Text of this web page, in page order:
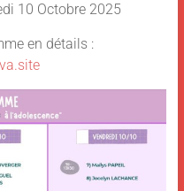
10 Octobre 2025
en détails :